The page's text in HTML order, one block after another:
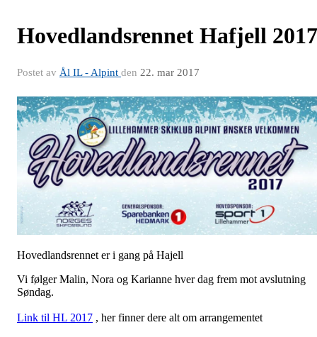
Hovedlandsrennet Hafjell 2017
Postet av Ål IL - Alpint den 22. mar 2017
Hovedlandsrennet er i gang på Hajell
Vi følger Malin, Nora og Karianne hver dag frem mot avslutning
Søndag.
Link til HL 2017 , her finner dere alt om arrangementet